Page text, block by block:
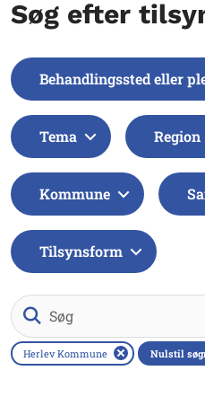
Søg efter
Herlev Kommune Nulstil
Behandlingssted eller
Tema Region
Kommune
Tilsynsform